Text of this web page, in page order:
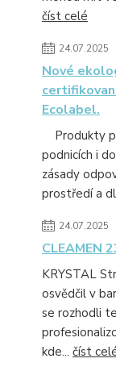
číst celé
24.07.2025
Nové
Ecolabel.
Produkty
podnicích i
zásady
prostředí a
24.07.2025
CLEAMEN
KRYSTAL
osvědčil v
se rozhodli
kde... číst